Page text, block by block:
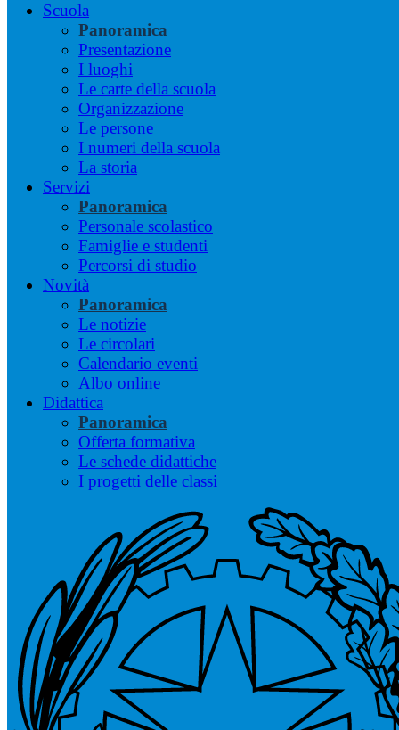
Scuola
Panoramica
Presentazione
I luoghi
Le carte della scuola
Organizzazione
Le persone
I numeri della scuola
La storia
Servizi
Panoramica
Personale scolastico
Famiglie e studenti
Percorsi di studio
Novità
Panoramica
Le notizie
Le circolari
Calendario eventi
Albo online
Didattica
Panoramica
Offerta formativa
Le schede didattiche
I progetti delle classi